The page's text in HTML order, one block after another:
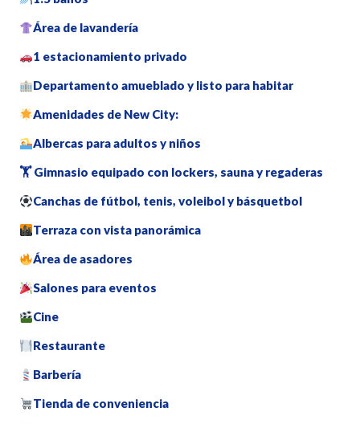
Área de lavandería
1 estacionamiento privado
Departamento amueblado y listo para habitar
Amenidades de New City:
Albercas para adultos y niños
🏋️ Gimnasio equipado con lockers, sauna y regaderas
Canchas de fútbol, tenis, voleibol y básquetbol
Terraza con vista panorámica
Área de asadores
Salones para eventos
Cine
Restaurante
Barbería
Tienda de conveniencia